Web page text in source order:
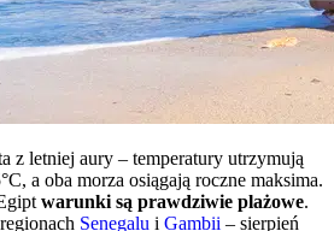
z letniej aury – temperatury utrzymują
a oba morza osiągają roczne maksima.
warunki są prawdziwie plażowe.
Senegalu i Gambii – sierpień